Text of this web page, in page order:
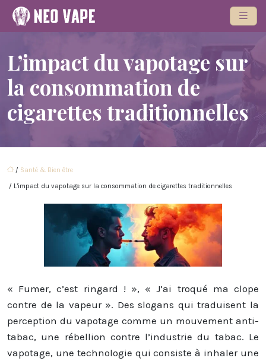
L’impact du vapotage sur
la consommation de
cigarettes traditionnelles
/ Santé & Bien être
/ L’impact du vapotage sur la consommation de cigarettes traditionnelles
« Fumer, c’est ringard ! », « J’ai troqué ma clope
contre de la vapeur ». Des slogans qui traduisent la
perception du vapotage comme un mouvement anti-
tabac, une rébellion contre l’industrie du tabac. Le
vapotage, une technologie qui consiste à inhaler une